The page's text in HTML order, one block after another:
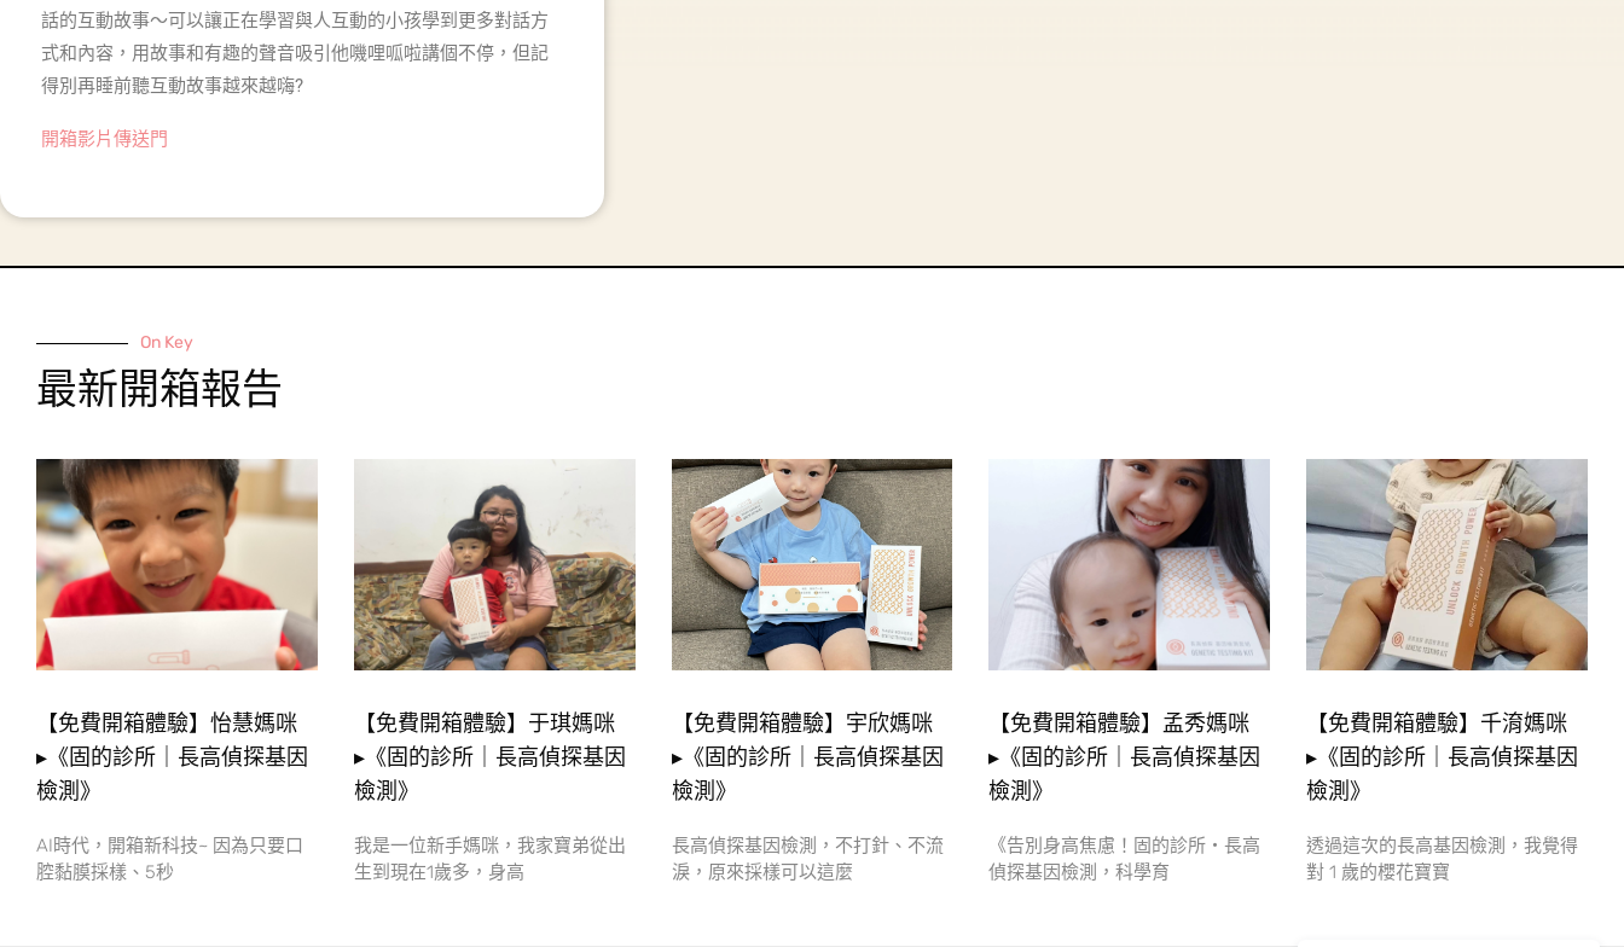
話的互動故事～可以讓正在學習與人互動的小孩學到更多對話方
式和內容，用故事和有趣的聲音吸引他嘰哩呱啦講個不停，但記
得別再睡前聽互動故事越來越嗨?
開箱影片傳送門
On Key
最新開箱報告
【免費開箱體驗】怡慧媽咪
▸《固的診所｜長高偵探基因
檢測》
AI時代，開箱新科技~ 因為只要口
腔黏膜採樣、5秒
【免費開箱體驗】于琪媽咪
▸《固的診所｜長高偵探基因
檢測》
我是一位新手媽咪，我家寶弟從出
生到現在1歲多，身高
【免費開箱體驗】宇欣媽咪
▸《固的診所｜長高偵探基因
檢測》
長高偵探基因檢測，不打針、不流
淚，原來採樣可以這麼
【免費開箱體驗】孟秀媽咪
▸《固的診所｜長高偵探基因
檢測》
《告別身高焦慮！固的診所・長高
偵探基因檢測，科學育
【免費開箱體驗】千淯媽咪
▸《固的診所｜長高偵探基因
檢測》
透過這次的長高基因檢測，我覺得
對 1 歲的櫻花寶寶